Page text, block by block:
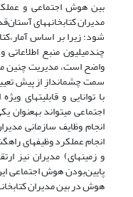
بین هوش اجتماعی و
مدیران کتابخانه­های
شود؛ زیرا بر اساس
واضح است، مدیریت چنین
سمت چشم­اندازِ از پیش
با توانایی و قابلیت­های
اجتماعی می­تواند به­عنوان
انجام وظایف سازمانی
انجام عملکرد وظیفه­ای
و زمینه­ای) مدیران نیز
پایین‌بودن هوش اجتماعی
هوش در بین مدیران